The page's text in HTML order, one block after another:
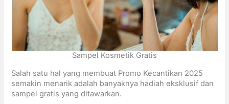
Sampel Kosmetik Gratis
Salah satu hal yang membuat Promo Kecantikan 2025
semakin menarik adalah banyaknya hadiah eksklusif dan
sampel gratis yang ditawarkan.